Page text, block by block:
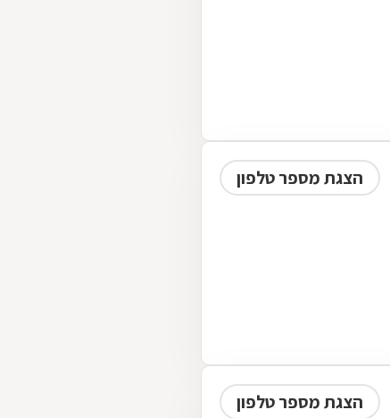
הצגת מספר טלפון
הצגת מספר טלפון